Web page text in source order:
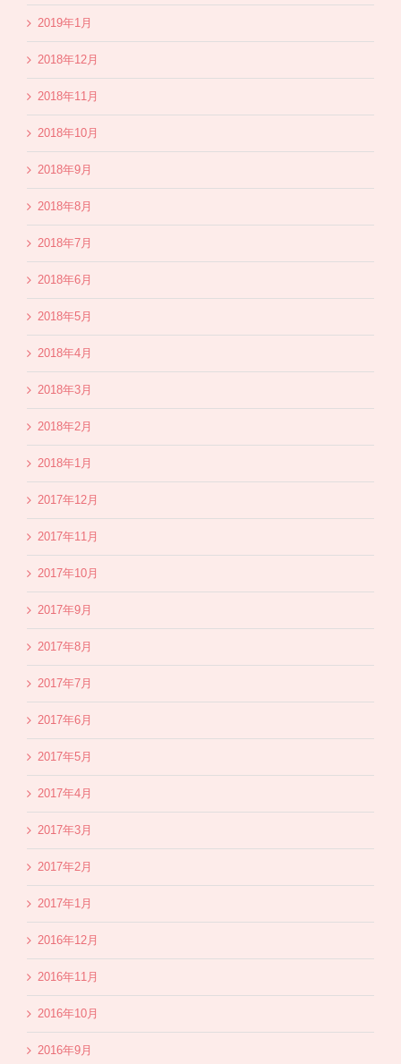
2019年1月
2018年12月
2018年11月
2018年10月
2018年9月
2018年8月
2018年7月
2018年6月
2018年5月
2018年4月
2018年3月
2018年2月
2018年1月
2017年12月
2017年11月
2017年10月
2017年9月
2017年8月
2017年7月
2017年6月
2017年5月
2017年4月
2017年3月
2017年2月
2017年1月
2016年12月
2016年11月
2016年10月
2016年9月